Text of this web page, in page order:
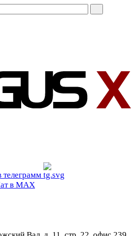
телеграмм
в МАХ